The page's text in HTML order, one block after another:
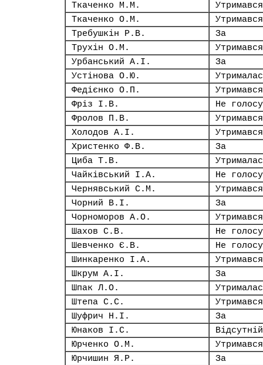
Ткаченко М.М.
Утримався
Ткаченко О.М.
Утримався
Требушкін Р.В.
За
Трухін О.М.
Утримався
Урбанський А.І.
За
Устінова О.Ю.
Федієнко О.П.
Утримався
Фріз І.В.
Не
Фролов П.В.
Утримався
Холодов А.І.
Утримався
Христенко Ф.В.
За
Циба Т.В.
Чайківський І.А.
Не
Чернявський С.М.
Утримався
Чорний В.І.
За
Чорноморов А.О.
Утримався
Шахов С.В.
Не
Шевченко Є.В.
Не
Шинкаренко І.А.
Утримався
Шкрум А.І.
За
Шпак Л.О.
Штепа С.С.
Утримався
Шуфрич Н.І.
За
Юнаков І.С.
Відсутній
Юрченко О.М.
Утримався
Юрчишин Я.Р.
За